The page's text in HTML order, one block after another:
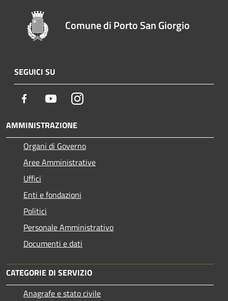
Comune di Porto San Giorgio
SEGUICI SU
Facebook YoutubeInstagram
AMMINISTRAZIONE
Organi di Governo
Aree Amministrative
Uffici
Enti e fondazioni
Politici
Personale Amministrativo
Documenti e dati
CATEGORIE DI SERVIZIO
Anagrafe e stato civile